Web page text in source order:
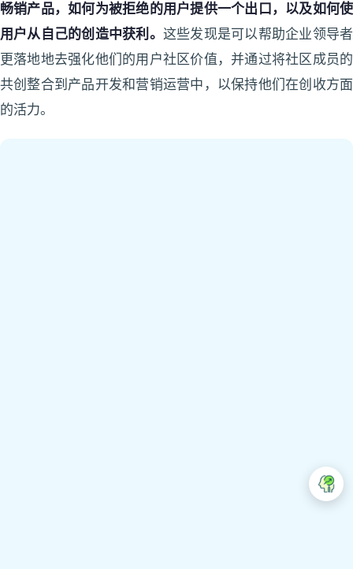
畅销产品，如何为被拒绝的用户提供一个出口，以及如何使
用户从自己的创造中获利。 这些发现是可以帮助企业领导者
更落地地去强化他们的用户社区价值，并通过将社区成员的
共创整合到产品开发和营销运营中，以保持他们在创收方面
的活力。